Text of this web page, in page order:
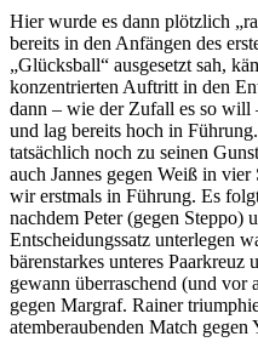
Hier wurde es dann plötzlich
bereits in den Anfängen des
„Glücksball“ ausgesetzt sah,
konzentrierten Auftritt in den
dann – wie der Zufall es so will
und lag bereits hoch in
tatsächlich noch zu seinen
auch Jannes gegen Weiß in
wir erstmals in Führung. Es
nachdem Peter (gegen Steppo)
Entscheidungssatz unterlegen
bärenstarkes unteres
gewann überraschend (und vor
gegen Margraf. Rainer
atemberaubenden Match